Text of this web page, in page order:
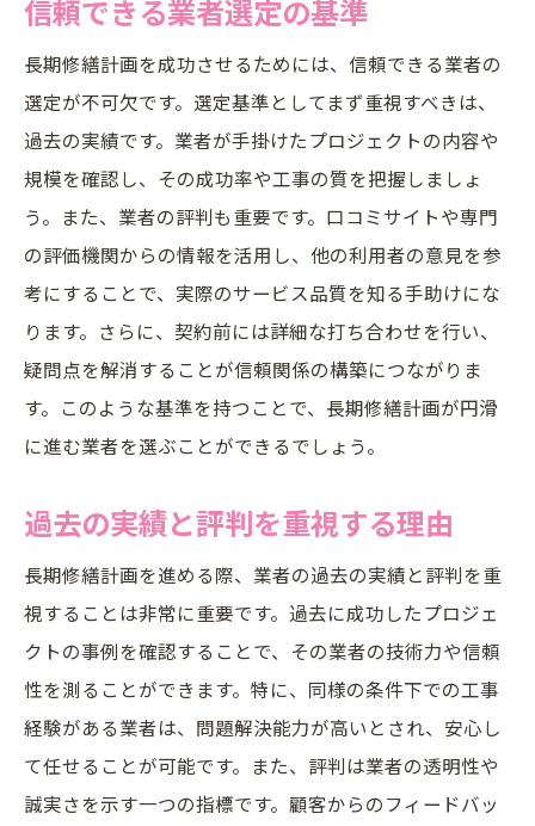
信頼できる業者選定の基準
長期修繕計画を成功させるためには、信頼できる業者の
選定が不可欠です。選定基準としてまず重視すべきは、
過去の実績です。業者が手掛けたプロジェクトの内容や
規模を確認し、その成功率や工事の質を把握しましょ
う。また、業者の評判も重要です。口コミサイトや専門
の評価機関からの情報を活用し、他の利用者の意見を参
考にすることで、実際のサービス品質を知る手助けにな
ります。さらに、契約前には詳細な打ち合わせを行い、
疑問点を解消することが信頼関係の構築につながりま
す。このような基準を持つことで、長期修繕計画が円滑
に進む業者を選ぶことができるでしょう。
過去の実績と評判を重視する理由
長期修繕計画を進める際、業者の過去の実績と評判を重
視することは非常に重要です。過去に成功したプロジェ
クトの事例を確認することで、その業者の技術力や信頼
性を測ることができます。特に、同様の条件下での工事
経験がある業者は、問題解決能力が高いとされ、安心し
て任せることが可能です。また、評判は業者の透明性や
誠実さを示す一つの指標です。顧客からのフィードバッ